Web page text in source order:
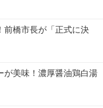
前橋市長が「正式に決
が美味！濃厚醤油鶏白湯